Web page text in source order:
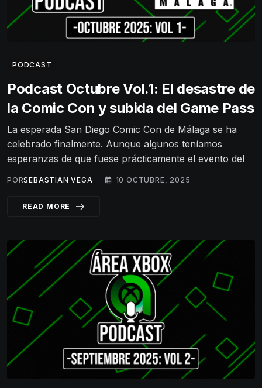
PODCAST
Podcast Octubre Vol.1: El desastre de
la Comic Con y subida del Game Pass
La esperada San Diego Comic Con de Málaga se ha
celebrado finalmente. Aunque algunos teníamos
esperanzas de que fuese prácticamente el evento del
PORSEBASTIAN VEGA 10 OCTUBRE, 2025
READ MORE